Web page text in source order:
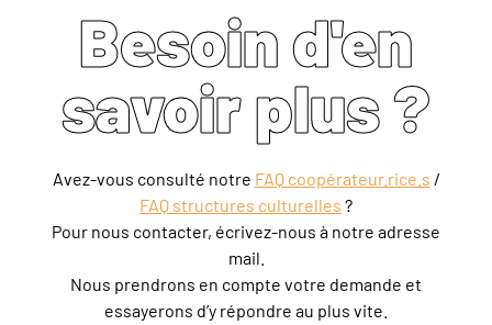
Besoin d'en
savoir plus ?
Avez-vous consulté notre FAQ coopérateur.rice.s /
FAQ structures culturelles ?
Pour nous contacter, écrivez-nous à notre adresse
mail.
Nous prendrons en compte votre demande et
essayerons d’y répondre au plus vite.